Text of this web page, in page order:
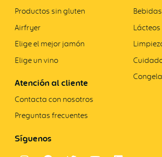
Productos sin gluten
Airfryer
Elige el mejor jamón
Elige un vino
Atención al cliente
Contacta con nosotros
Preguntas frecuentes
Síguenos
Bebidas
Lácteos